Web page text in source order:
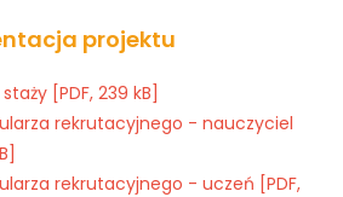
projektu
[PDF, 239 kB]
rekrutacyjnego - nauczyciel
rekrutacyjnego - uczeń [PDF,